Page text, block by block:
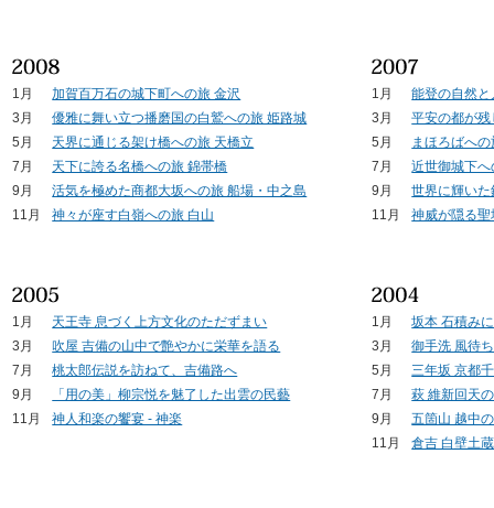
1月
加賀百万石の城下町への旅 金沢
3月
優雅に舞い立つ播磨国の白鷲への旅 姫路城
5月
天界に通じる架け橋への旅 天橋立
7月
天下に誇る名橋への旅 錦帯橋
9月
活気を極めた商都大坂への旅 船場・中之島
11月
神々が座す白嶺への旅 白山
1月
能登の自然
3月
平安の都が
5月
まほろばへ
7月
近世御城下
9月
世界に輝い
11月
神威が隠る
1月
天王寺 息づく上方文化のただずまい
3月
吹屋 吉備の山中で艶やかに栄華を語る
7月
桃太郎伝説を訪ねて、吉備路へ
9月
「用の美」柳宗悦を魅了した出雲の民藝
11月
神人和楽の饗宴 - 神楽
1月
坂本 石積み
3月
御手洗 風待
5月
三年坂 京都
7月
萩 維新回天
9月
五箇山 越中
11月
倉吉 白壁土